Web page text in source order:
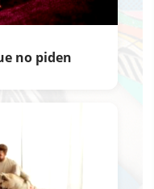
no piden